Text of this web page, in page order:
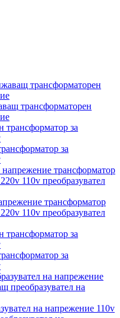
трансформаторен
за
трансформатор
110v преобразувател
за
на напрежение 110v